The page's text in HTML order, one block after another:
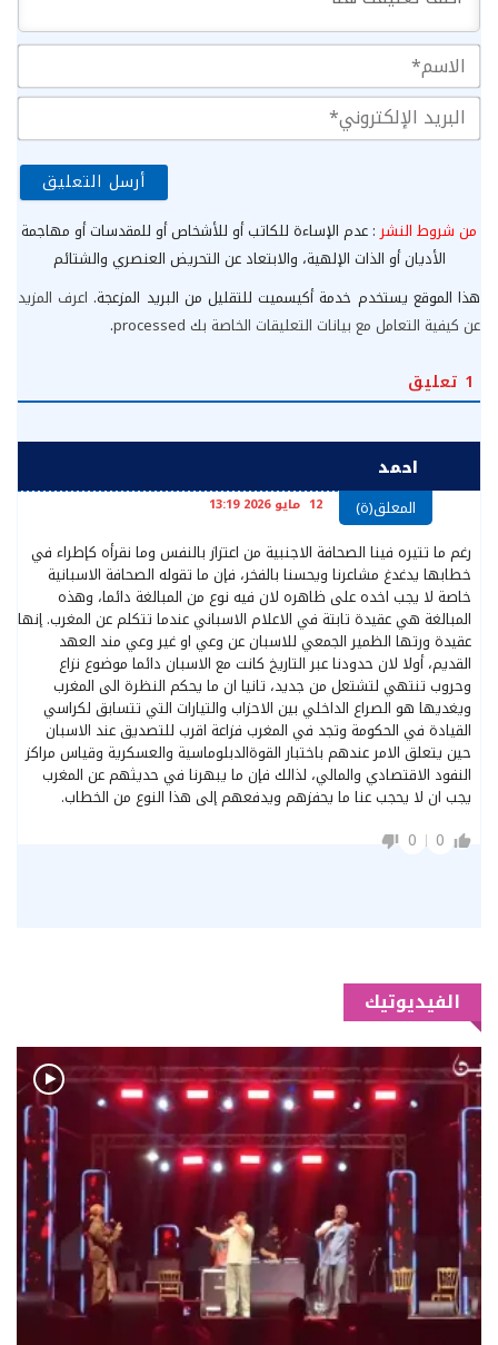
من شروط النشر : عدم الإساءة للكاتب أو للأشخاص أو للمقدسات أو مهاجمة
الأديان أو الذات الإلهية، والابتعاد عن التحريض العنصري والشتائم
هذا الموقع يستخدم خدمة أكيسميت للتقليل من البريد المزعجة. اعرف المزيد
عن كيفية التعامل مع بيانات التعليقات الخاصة بك processed
.
1 تعليق
احمد
المعلق(ة) 12 مايو 2026 13:19
رغم ما تتيره فينا الصحافة الاجنبية من اعتزاز بالنفس وما نقرأه كإطراء في
خطابها يدغدغ مشاعرنا ويحسنا بالفخر، فإن ما تقوله الصحافة الاسبانية
خاصة لا يجب اخده على ظاهره لان فيه نوع من المبالغة دائما، وهذه
المبالغة هي عقيدة تابتة في الاعلام الاسباني عندما تتكلم عن المغرب. إنها
عقيدة ورتها الظمير الجمعي للاسبان عن وعي او غير وعي مند العهد
القديم، أولا لان حدودنا عبر التاريخ كانت مع الاسبان دائما موضوع نزاع
وحروب تنتهي لتشتعل من جديد، تانيا ان ما يحكم النظرة الى المغرب
ويغديها هو الصراع الداخلي بين الاحزاب والتيارات التي تتسابق لكراسي
القيادة في الحكومة وتجد في المغرب فزاعة اقرب للتصديق عند الاسبان
حين يتعلق الامر عندهم باختبار القوةالدبلوماسية والعسكرية وقياس مراكز
النفود الاقتصادي والمالي، لذالك فإن ما يبهرنا في حديثهم عن المغرب
يجب ان لا يحجب عنا ما يحفزهم ويدفعهم إلى هذا النوع من الخطاب.
0
0
الفيديوتيك